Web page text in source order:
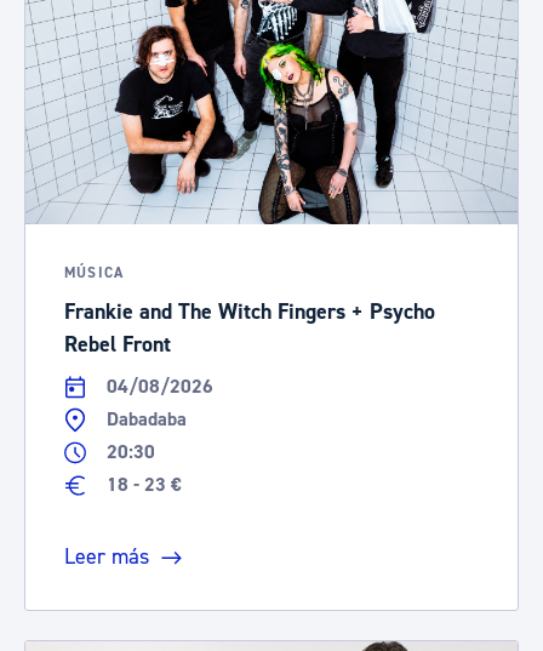
MÚSICA
Frankie and The Witch Fingers + Psycho
Rebel Front
04/08/2026
Dabadaba
20:30
18 - 23 €
Leer más